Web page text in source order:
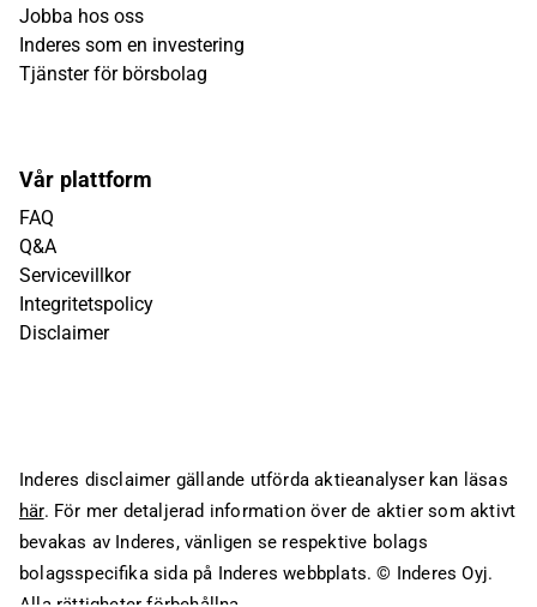
Jobba hos oss
Inderes som en investering
Tjänster för börsbolag
Vår plattform
FAQ
Q&A
Servicevillkor
Integritetspolicy
Disclaimer
Inderes disclaimer gällande utförda aktieanalyser kan läsas
här. För mer detaljerad information över de aktier som aktivt
bevakas av Inderes, vänligen se respektive bolags
bolagsspecifika sida på Inderes webbplats. © Inderes Oyj.